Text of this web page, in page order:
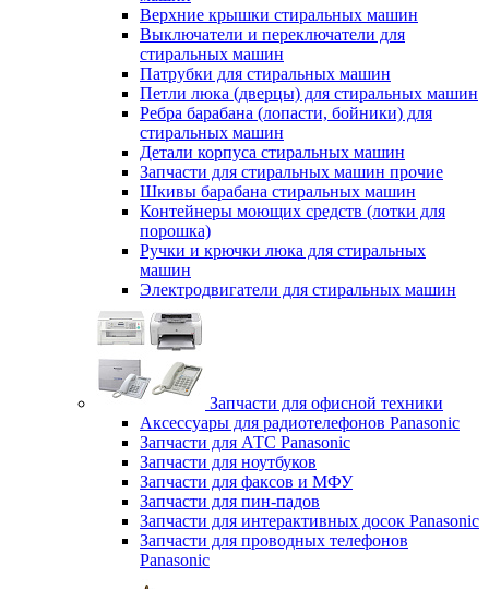
Верхние крышки стиральных машин
Выключатели и переключатели для
стиральных машин
Патрубки для стиральных машин
Петли люка (дверцы) для стиральных машин
Ребра барабана (лопасти, бойники) для
стиральных машин
Детали корпуса стиральных машин
Запчасти для стиральных машин прочие
Шкивы барабана стиральных машин
Контейнеры моющих средств (лотки для
порошка)
Ручки и крючки люка для стиральных
машин
Электродвигатели для стиральных машин
Запчасти для офисной техники
Аксессуары для радиотелефонов Panasonic
Запчасти для АТС Panasonic
Запчасти для ноутбуков
Запчасти для факсов и МФУ
Запчасти для пин-падов
Запчасти для интерактивных досок Panasonic
Запчасти для проводных телефонов
Panasonic